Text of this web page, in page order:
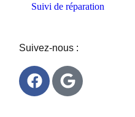
Suivi de réparation
Suivez-nous :